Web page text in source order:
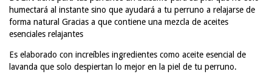
humectará al instante sino que ayudará a tu perruno a relajarse de
forma natural Gracias a que contiene una mezcla de aceites
esenciales relajantes
Es elaborado con increíbles ingredientes como aceite esencial de
lavanda que solo despiertan lo mejor en la piel de tu perruno.